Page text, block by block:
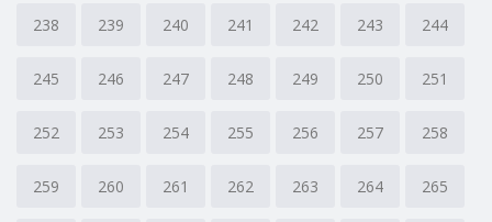
238 239 240 241 242 243 244
245 246 247 248 249 250 251
252 253 254 255 256 257 258
259 260 261 262 263 264 265